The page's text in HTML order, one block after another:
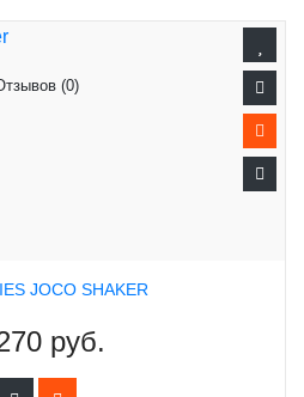
(0)
JOCO SHAKER
руб.